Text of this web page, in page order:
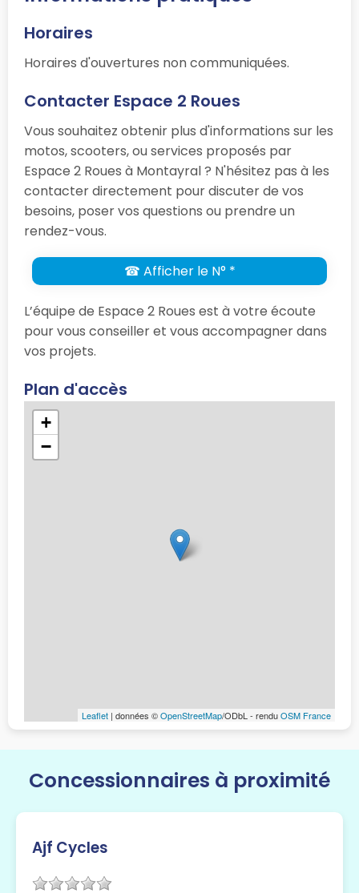
Horaires
Horaires d'ouvertures non communiquées.
Contacter Espace 2 Roues
Vous souhaitez obtenir plus d'informations sur les
motos, scooters, ou services proposés par
Espace 2 Roues à Montayral ? N'hésitez pas à les
contacter directement pour discuter de vos
besoins, poser vos questions ou prendre un
rendez-vous.
☎ Afficher le N° *
L’équipe de Espace 2 Roues est à votre écoute
pour vous conseiller et vous accompagner dans
vos projets.
Plan d'accès
+
−
Leaflet | données ©OpenStreetMap/ODbL - renduOSM France
Concessionnaires à proximité
Ajf Cycles